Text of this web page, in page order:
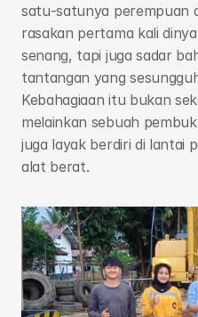
Alfamart Class
MikroTik Academy
satu‑satunya perempuan
rasakan pertama kali
senang, tapi juga sadar
tantangan yang
Kebahagiaan itu bukan
melainkan sebuah
juga layak berdiri di lantai
alat berat.